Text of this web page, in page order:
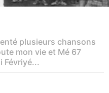
plusieurs chansons
mon vie et Mé 67
Févriyé...